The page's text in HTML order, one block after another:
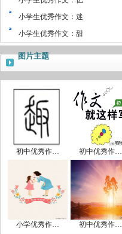
小学生优秀作文：迷
小学生优秀作文：甜
图片主题
初中优秀作… 初中优秀作…
小学优秀作… 初中优秀作…